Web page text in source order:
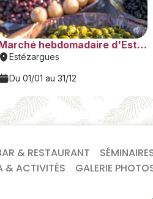
& RESTAURANT
& ACTIVITÉS
GALERIE